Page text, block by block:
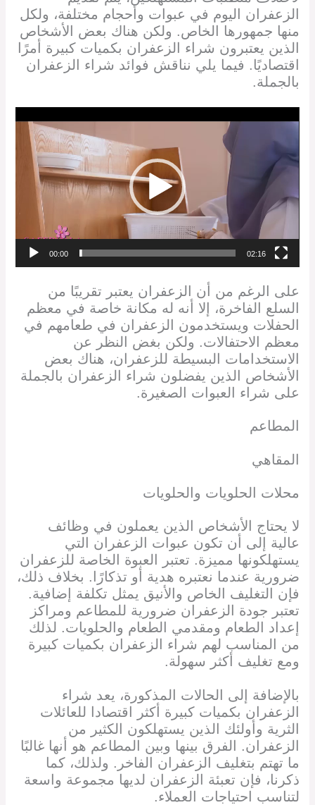
الزعفران اليوم في عبوات وأحجام مختلفة، ولكل
منها جمهورها الخاص. ولكن هناك بعض الأشخاص
الذين يعتبرون شراء الزعفران بكميات كبيرة أمرًا
اقتصاديًا. فيما يلي نناقش فوائد شراء الزعفران
بالجملة.
Player
00:00 02:16
على الرغم من أن الزعفران يعتبر تقريبًا من
السلع الفاخرة، إلا أنه له مكانة خاصة في معظم
الحفلات ويستخدمون الزعفران في طعامهم في
معظم الاحتفالات. ولكن بغض النظر عن
الاستخدامات البسيطة للزعفران، هناك بعض
الأشخاص الذين يفضلون شراء الزعفران بالجملة
على شراء العبوات الصغيرة.
المطاعم
المقاهي
محلات الحلويات والحلويات
لا يحتاج الأشخاص الذين يعملون في وظائف
عالية إلى أن تكون عبوات الزعفران التي
يستهلكونها مميزة. تعتبر العبوة الخاصة للزعفران
ضرورية عندما نعتبره هدية أو تذكارًا. بخلاف ذلك،
فإن التغليف الخاص والأنيق يمثل تكلفة إضافية.
تعتبر جودة الزعفران ضرورية للمطاعم ومراكز
إعداد الطعام ومقدمي الطعام والحلويات. لذلك
من المناسب لهم شراء الزعفران بكميات كبيرة
ومع تغليف أكثر سهولة.
بالإضافة إلى الحالات المذكورة، يعد شراء
الزعفران بكميات كبيرة أكثر اقتصادا للعائلات
الثرية وأولئك الذين يستهلكون الكثير من
الزعفران. الفرق بينها وبين المطاعم هو أنها غالبًا
ما تهتم بتغليف الزعفران الفاخر. ولذلك، كما
ذكرنا، فإن تعبئة الزعفران لديها مجموعة واسعة
لتناسب احتياجات العملاء.